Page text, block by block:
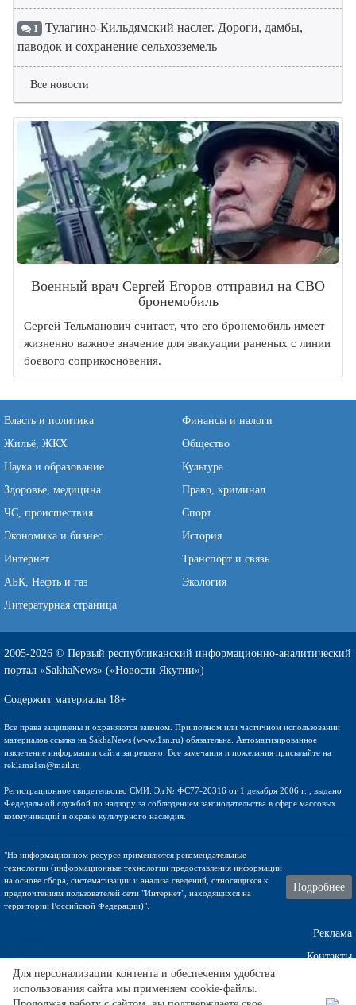
1 Тулагино-Кильдямский наслег. Дороги, дамбы,
паводок и сохранение сельхозземель
Все новости
Военный врач Сергей Егоров отправил на СВО
бронемобиль
Сергей Тельманович считает, что его бронемобиль имеет
жизненно важное значение для эвакуации раненых с линии
боевого соприкосновения.
Власть и политика
Финансы и налоги
Жильё, ЖКХ
Общество
Наука и образование
Культура
Здоровье, медицина
Право, криминал
ЧС, происшествия
Спорт
Экономика и бизнес
История
Интернет
Транспорт и связь
АБК, Нефть и газ
Экология
Литературная страница
2005-2026 © Первый республиканский информационно-аналитический
портал «SakhaNews» («Новости Якутии»)
Содержит материалы 18+
Все права защищены и охраняются законом. При полном или частичном использовании
материалов ссылка на SakhaNews (www.1sn.ru) обязательна. Автоматизированное
извлечение информации сайта запрещено. Все замечания и пожелания присылайте на
reklama1sn@mail.ru
Регистрационное свидетельство СМИ: Эл № ФС77-26316 от 1 декабря 2006 г. , выдано
Федедальной службой по надзору за соблюдением законодательства в сфере массовых
коммуникаций и охране культурного наследия.
"На информационном ресурсе применяются рекомендательные
технологии (информационные технологии предоставления информации
на основе сбора, систематизации и анализа сведений, относящихся к
предпочтениям пользователей сети "Интернет", находящихся на
территории Российской Федерации)".
Подробнее
Реклама
Контакты
Техническа поддержка
Для персонализации контента и обеспечения удобства
использования сайта мы применяем cookie-файлы.